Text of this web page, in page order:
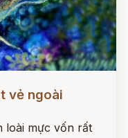
vẻ ngoài
loài mực vốn rất